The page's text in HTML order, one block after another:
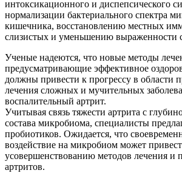
интоксикационного и диспепсического
нормализации бактериального спектра
кишечника, восстановлению местных
слизистых и уменьшению выраженности
Ученые надеются, что новые методы
предусматривающие эффективное
должны привести к прогрессу в области
лечения сложных и мучительных
воспалительный артрит.
Учитывая связь тяжести артрита с
состава микробиома, специалисты
пробиотиков. Ожидается, что
воздействие на микробиом может
усовершенствованию методов лечения и
артритов.